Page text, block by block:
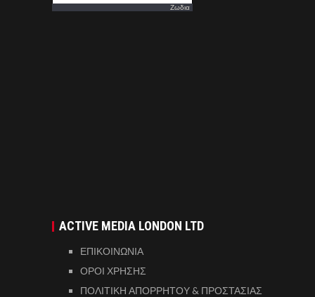
Ζωδια
ACTIVE MEDIA LONDON LTD
ΕΠΙΚΟΙΝΩΝΙΑ
ΟΡΟΙ ΧΡΗΣΗΣ
ΠΟΛΙΤΙΚΗ ΑΠΟΡΡΗΤΟΥ & ΠΡΟΣΤΑΣΙΑΣ